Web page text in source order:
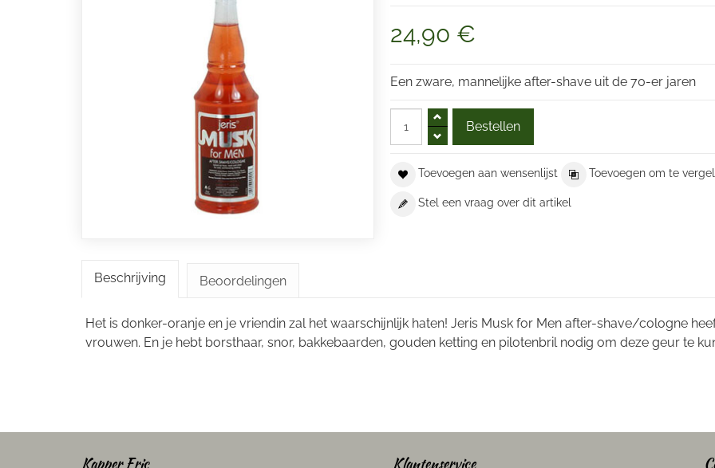
24,90 €
Een zware, mannelijke after-shave uit de 70-er jaren
Toevoegen aan wensenlijst Toevoegen om te
Stel een vraag over dit artikel
Beschrijving Beoordelingen
Het is donker-oranje en je vriendin zal het waarschijnlijk haten! Jeris Musk for Men after-shave/cologne
vrouwen. En je hebt borsthaar, snor, bakkebaarden, gouden ketting en pilotenbril nodig om deze geur te
Kapper Eric Klantenservice